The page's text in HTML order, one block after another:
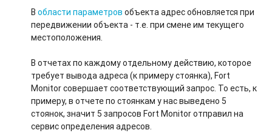
Вобласти параметров объекта адрес обновляется при
передвижении объекта - т.е. при смене им текущего
местоположения.
В отчетах по каждому отдельному действию, которое
требует вывода адреса (к примеру стоянка), Fort
Monitor совершает соответствующий запрос. То есть, к
примеру, в отчете по стоянкам у нас выведено 5
стоянок, значит 5 запросов Fort Monitor отправил на
сервис определения адресов.